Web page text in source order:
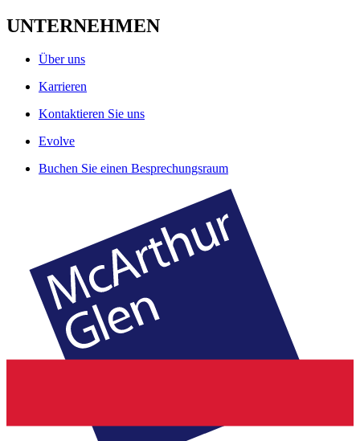
UNTERNEHMEN
Über uns
Karrieren
Kontaktieren Sie uns
Evolve
Buchen Sie einen Besprechungsraum